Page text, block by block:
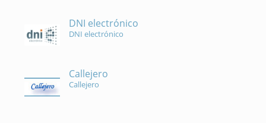
DNI electrónico
DNI electrónico
Callejero
Callejero